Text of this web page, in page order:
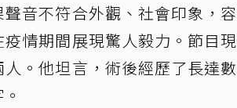
音不符合外觀、社會印象，容
情期間展現驚人毅力。節目現
。他坦言，術後經歷了長達數